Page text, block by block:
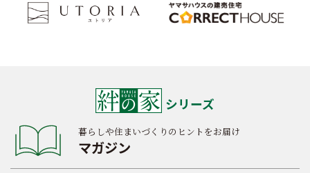
シリーズ
暮らしや住まいづくりのヒントをお届け
マガジン